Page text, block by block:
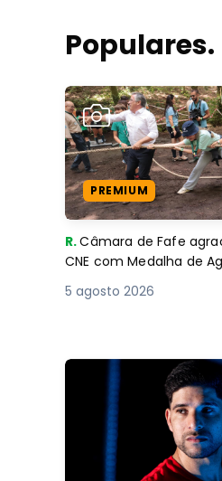
Populares.
PREMIUM
R.Câmara de Fafe
CNE com Medalha
5 agosto 2026